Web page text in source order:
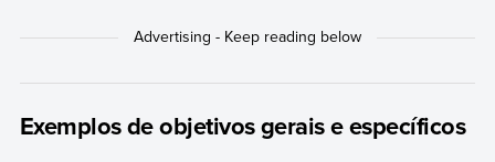
Exemplos de objetivos gerais e específicos